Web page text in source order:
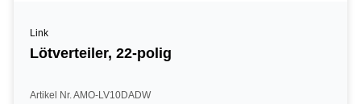
Link
Lötverteiler, 22-polig
Artikel Nr. AMO-LV10DADW